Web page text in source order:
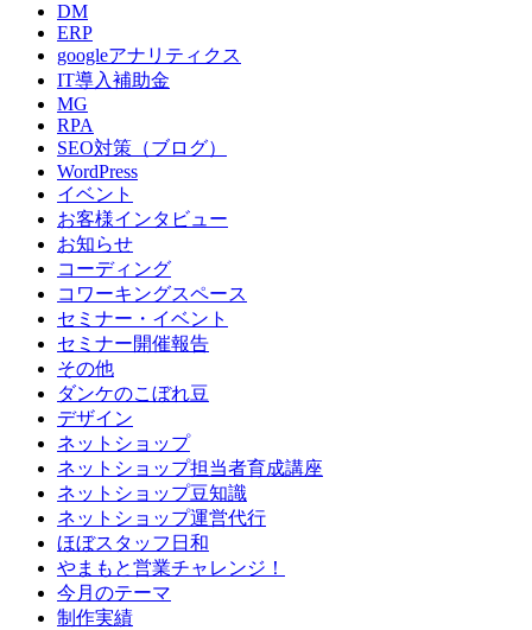
DM
ERP
googleアナリティクス
IT導入補助金
MG
RPA
SEO対策（ブログ）
WordPress
イベント
お客様インタビュー
お知らせ
コーディング
コワーキングスペース
セミナー・イベント
セミナー開催報告
その他
ダンケのこぼれ豆
デザイン
ネットショップ
ネットショップ担当者育成講座
ネットショップ豆知識
ネットショップ運営代行
ほぼスタッフ日和
やまもと営業チャレンジ！
今月のテーマ
制作実績